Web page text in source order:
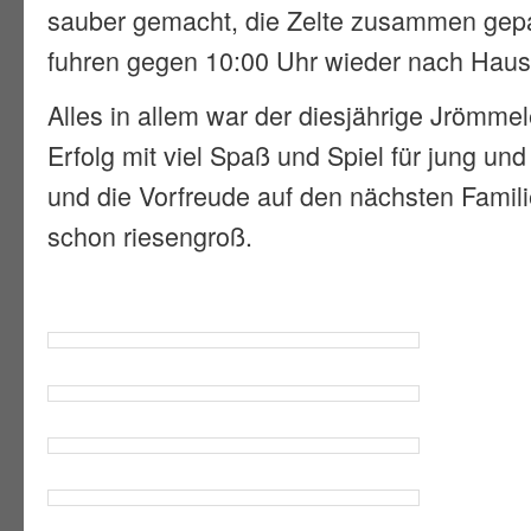
sauber gemacht, die Zelte zusammen
fuhren gegen 10:00 Uhr wieder nach
Alles in allem war der diesjährige
Erfolg mit viel Spaß und Spiel für jung
und die Vorfreude auf den nächsten
schon riesengroß.